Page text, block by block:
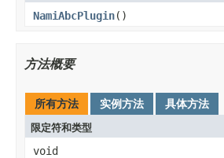
NamiAbcPlugin()
方法概要
所有方法 实例方法 具体方法
限定符和类型
void